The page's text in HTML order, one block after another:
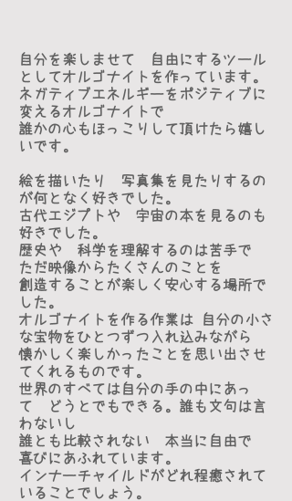
自分を楽しませて 自由にするツール
としてオルゴナイトを作っています。
ネガティブエネルギーをポジティブに
変えるオルゴナイトで
誰かの心もほっこりして頂けたら嬉し
いです。
絵を描いたり 写真集を見たりするの
が何となく好きでした。
古代エジプトや 宇宙の本を見るのも
好きでした。
歴史や 科学を理解するのは苦手で
ただ映像からたくさんのことを
創造することが楽しく安心する場所で
した。
オルゴナイトを作る作業は 自分の小さ
な宝物をひとつずつ入れ込みながら
懐かしく楽しかったことを思い出させ
てくれるものです。
世界のすべては自分の手の中にあっ
て どうとでもできる。誰も文句は言
わないし
誰とも比較されない 本当に自由で
喜びにあふれています。
インナーチャイルドがどれ程癒されて
いることでしょう。